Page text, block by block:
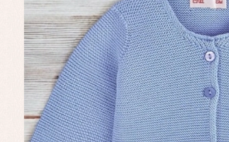
Complementos de bautizo
Conjuntos
Faldones de bautizo
Peleles y ranitas
Baberos